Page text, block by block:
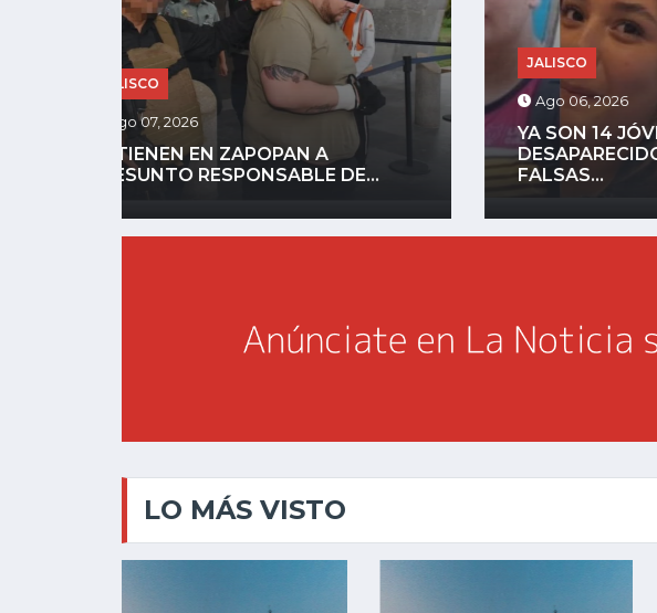
JALISCO
Ago 06, 2026
YA SON 14 JÓVENES
DESAPARECIDOS; INVESTIGAN
FALSAS...
CHAPALA
Ago
LO MÁS VISTO